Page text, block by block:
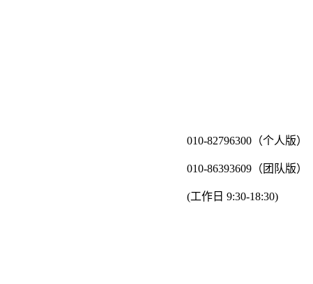
010-82796300（个人版）
010-86393609（团队版）
(工作日 9:30-18:30)